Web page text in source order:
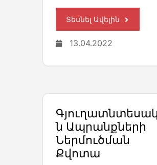
Տեսնել Ավելին
13.04.2022
Ն Ապրանքների
Ներմուծման
Քվոտա